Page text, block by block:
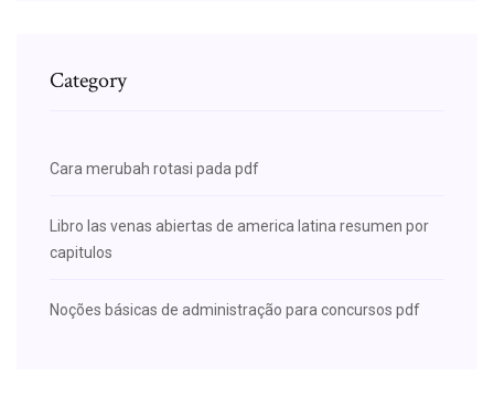
Category
Cara merubah rotasi pada pdf
Libro las venas abiertas de america latina resumen por
capitulos
Noções básicas de administração para concursos pdf